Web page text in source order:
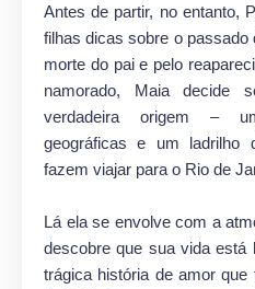
Antes de partir, no entanto,
filhas dicas sobre o passado
morte do pai e pelo
namorado, Maia decide
verdadeira origem –
geográficas e um ladrilho
fazem viajar para o Rio de
Lá ela se envolve com a
descobre que sua vida está
trágica história de amor